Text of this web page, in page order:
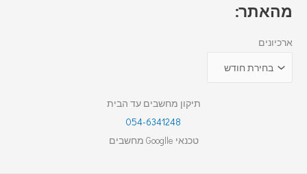
מהאתר:
ארכיונים
תיקון מחשבים עד הבית
054-6341248
טכנאי Googlle מחשבים